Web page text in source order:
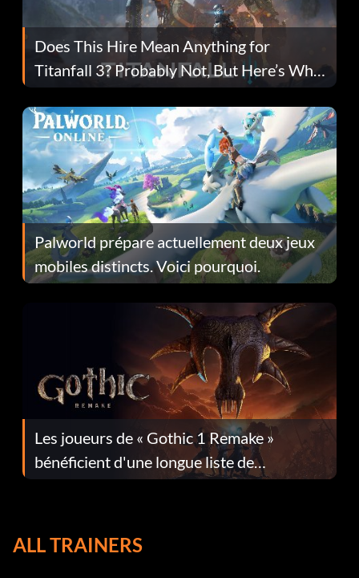
Does This Hire Mean Anything for
Titanfall 3? Probably Not, But Here’s Why
Fans Are Hopeful
Palworld prépare actuellement deux jeux
mobiles distincts. Voici pourquoi.
Les joueurs de « Gothic 1 Remake »
bénéficient d'une longue liste de
corrections dans la mise à jour 1.0.4
ALL TRAINERS